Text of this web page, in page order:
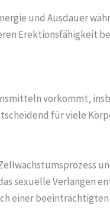
und Ausdauer
Erektionsfähigkeit
vorkommt,
für viele
Verlangen
einer